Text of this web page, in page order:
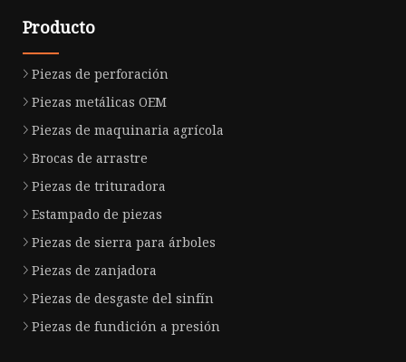
Producto
Piezas de perforación
Piezas metálicas OEM
Piezas de maquinaria agrícola
Brocas de arrastre
Piezas de trituradora
Estampado de piezas
Piezas de sierra para árboles
Piezas de zanjadora
Piezas de desgaste del sinfín
Piezas de fundición a presión